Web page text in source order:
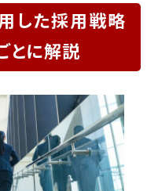
した採用戦略
とに解説